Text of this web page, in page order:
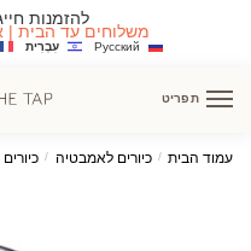
להזמנות
משלוחים עד הבית |
עִבְרִית Русский
תפריט
עמוד הבית / כיורים לאמבטיה /